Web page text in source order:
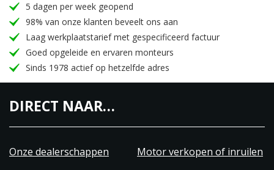
5 dagen per week geopend
98% van onze klanten beveelt ons aan
Laag werkplaatstarief met gespecificeerd factuur
Goed opgeleide en ervaren monteurs
Sinds 1978 actief op hetzelfde adres
DIRECT NAAR…
Onze dealerschappen
Motor verkopen of inruilen